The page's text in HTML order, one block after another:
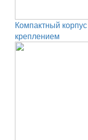
Компактный
креплением